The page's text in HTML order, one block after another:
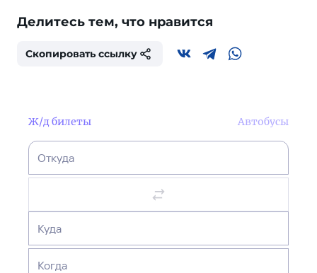
Делитесь тем, что нравится
Скопировать ссылку
Ж/д билеты Автобусы
Откуда
Куда
Когда